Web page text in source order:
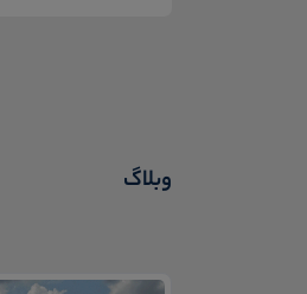
وبلاگ